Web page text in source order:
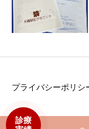
診療
プライバシーポリシ